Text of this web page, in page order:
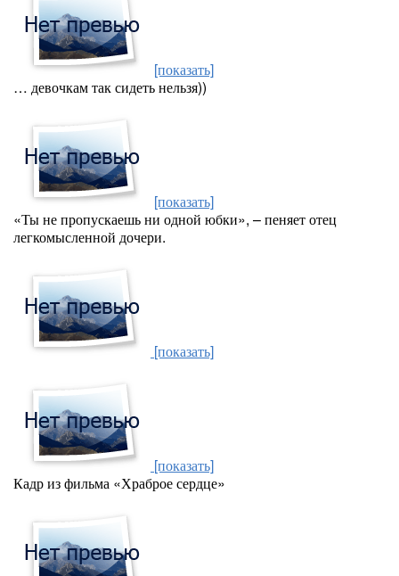
[показать]
… девочкам так сидеть нельзя))
[показать]
«Ты не пропускаешь ни одной юбки», – пеняет отец
легкомысленной дочери.
[показать]
[показать]
Кадр из фильма «Храброе сердце»